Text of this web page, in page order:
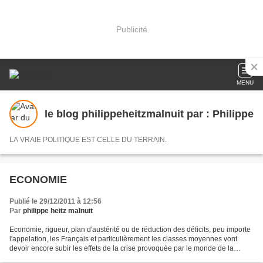
Publicité
MENU
le blog philippeheitzmalnuit par : Philippe
LA VRAIE POLITIQUE EST CELLE DU TERRAIN.
ECONOMIE
Publié le 29/12/2011 à 12:56
Par philippe heitz malnuit
Economie, rigueur, plan d'austérité ou de réduction des déficits, peu importe
l'appelation, les Français et particulièrement les classes moyennes vont
devoir encore subir les effets de la crise provoquée par le monde de la